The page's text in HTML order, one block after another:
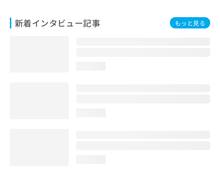
新着インタビュー記事 もっと見る